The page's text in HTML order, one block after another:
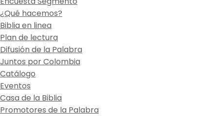
¿Qué hacemos?
Biblia en linea
Plan de lectura
Difusión de la Palabra
Juntos por Colombia
Catálogo
Eventos
Casa de la Biblia
Promotores de la Palabra